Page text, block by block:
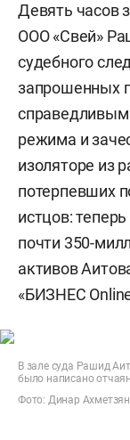
Девять часов
ООО «Свей»
судебного
запрошенных
справедливым
режима и
изоляторе из
потерпевших
истцов:
почти 350-
активов
«БИЗНЕС
В зале суда Рашид
было написано
Фото: Динар